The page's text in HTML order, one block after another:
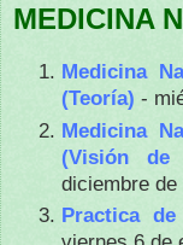
MEDICINA
Medicina
(Teoría) -
Medicina
(Visión de
diciembre de
Practica de